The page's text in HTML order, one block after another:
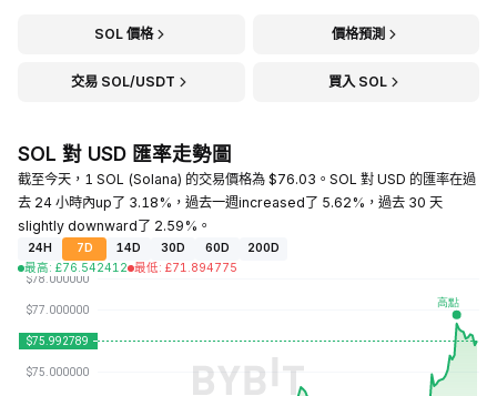
SOL 價格 價格預測
交易 SOL/USDT 買入 SOL
SOL 對 USD 匯率走勢圖
截至今天，1 SOL (Solana) 的交易價格為 $76.03。SOL 對 USD 的匯率在過
去 24 小時內up了 3.18%，過去一週increased了 5.62%，過去 30 天
slightly downward了 2.59%。
24H 7D 14D 30D 60D
200D
最高: £76.542412 最低: £71.894775